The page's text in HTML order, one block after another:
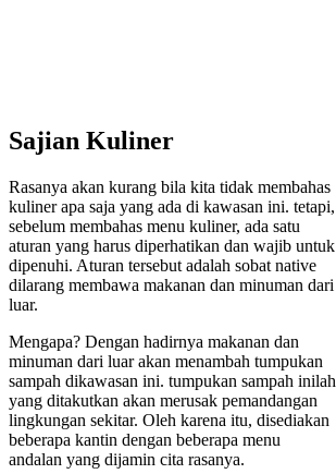
Sajian Kuliner
Rasanya akan kurang bila kita tidak membahas
kuliner apa saja yang ada di kawasan ini. tetapi,
sebelum membahas menu kuliner, ada satu
aturan yang harus diperhatikan dan wajib untuk
dipenuhi. Aturan tersebut adalah sobat native
dilarang membawa makanan dan minuman dari
luar.
Mengapa? Dengan hadirnya makanan dan
minuman dari luar akan menambah tumpukan
sampah dikawasan ini. tumpukan sampah inilah
yang ditakutkan akan merusak pemandangan
lingkungan sekitar. Oleh karena itu, disediakan
beberapa kantin dengan beberapa menu
andalan yang dijamin cita rasanya.